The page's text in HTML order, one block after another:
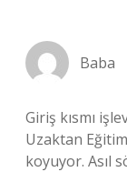
Baba
Giriş kısmı
Uzaktan
koyuyor. Asıl